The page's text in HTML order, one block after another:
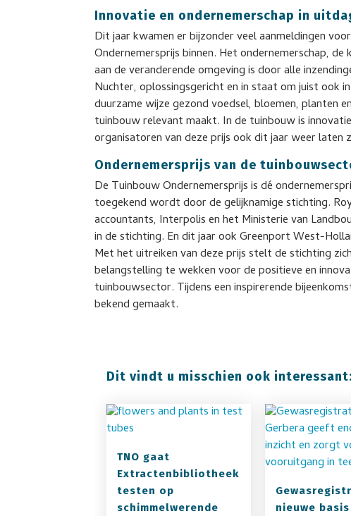
Innovatie en ondernemerschap in
Dit jaar kwamen er bijzonder veel aanmeldingen
Ondernemersprijs binnen. Het ondernemerschap,
aan de veranderende omgeving is door alle
Nuchter, oplossingsgericht en in staat om juist ook
duurzame wijze gezond voedsel, bloemen, planten
tuinbouw relevant maakt. In de tuinbouw is
organisatoren van deze prijs ook dit jaar weer laten
Ondernemersprijs van de
De Tuinbouw Ondernemersprijs is dé
toegekend wordt door de gelijknamige stichting.
accountants, Interpolis en het Ministerie van
in de stichting. En dit jaar ook Greenport West-
Met het uitreiken van deze prijs stelt de stichting
belangstelling te wekken voor de positieve en
tuinbouwsector. Tijdens een inspirerende
bekend gemaakt.
Dit vindt u misschien ook interessant:
TNO gaat
Extractenbibliotheek
testen op
schimmelwerende
nieuwe